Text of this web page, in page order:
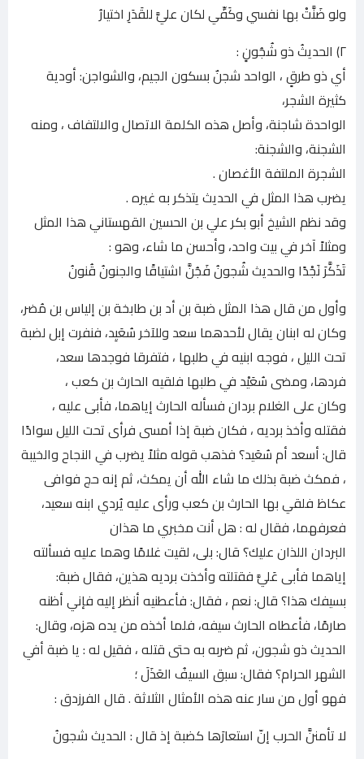
ولو ضَنَّتْ بها نفسي وكَفِّي لكان عليَّ للقَدَرِ اختيارُ
٢) الحديثُ ذو شُجُونٍ :
أي ذو طرقٍ ، الواحد شجنٌ بسكون الجيم، والشواجن: أودية
كثيرة الشجر،
الواحدة شاجنة، وأصل هذه الكلمة الاتصال والالتفاف ، ومنه
الشجنة، والشجنة:
الشجرة الملتفة الأغصان .
يضرب هذا المثل في الحدیث يتذكر به غيره .
وقد نظم الشيخ أبو بكر علي بن الحسين القهستاني هذا المثل
ومثلاً آخر في بيت واحد، وأحسن ما شاء، وهو :
تَذَكَّرَ نَجْدًا والحديث شُجونُ فَجُنَّ اشتياقًا والجنونُ قُنونُ
وأول من قال هذا المثل ضبة بن أد بن طابخة بن إلياس بن مُضر،
وكان له ابنان يقال لأحدهما سعد وللآخر سُعَيِد، فنفرت إبل لضبة
تحت الليل ، فوجه ابنيه في طلبها ، فتفرقا فوجدها سعد،
فردها، ومضى سُعَيْد في طلبها فلقيه الحارث بن كعب ،
وكان على الغلام بردان فسأله الحارث إياهما، فأبى عليه ،
فقتله وأخذ برديه ، فكان ضبة إذا أمسى فرأى تحت الليل سوادًا
قال: أسعد أم سُعَيد؟ فذهب قوله مثلاً يضرب في النجاح والخيبة
، فمكث ضبة بذلك ما شاء الله أن يمكث، ثم إنه حج فوافى
عكاظ فلقي بها الحارث بن كعب ورأى عليه يُردي ابنه سعيد،
فعرفهما، فقال له : هل أنت مخبري ما هذان
البردان اللذان عليك؟ قال: بلى، لقيت غلامًا وهما عليه فسألته
إياهما فأبى عَليَّ فقتلته وأخذت برديه هذين، فقال ضبة:
بسيفك هذا؟ قال: نعم ، فقال: فأعطنيه أنظر إليه فإني أظنه
صارمًا، فأعطاه الحارث سيفه، فلما أخذه من يده هزه، وقال:
الحديث ذو شجون، ثم ضربه به حتى قتله ، فقيل له : يا ضبة أفي
الشهر الحرام؟ فقال: سبق السيفُ العَذَلَ ؛
فهو أول من سار عنه هذه الأمثال الثلاثة . قال الفرزدق :
لا تأمننَّ الحرب إنّ استعارَها كضبة إذ قال : الحديث شجونُ